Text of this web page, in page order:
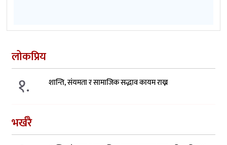
लोकप्रिय
१. शान्ति, संयमता र सामाजिक सद्भाव कायम राख्न
भर्खरै